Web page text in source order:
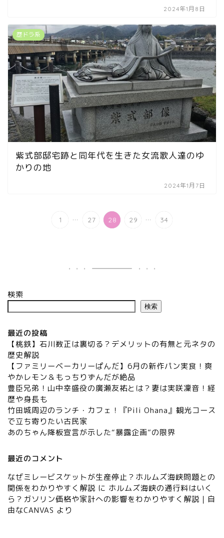
2024年1月8日
歴ドラ系
紫式部邸宅跡と同年代を生きた女流歌人達のゆ
かりの地
2024年1月7日
1 ... 27 28 29 ... 34
検索
検索
最近の投稿
【桃鉄】石川数正は裏切る？デメリットの有無と元ネタの
歴史解説
【ファミリーベーカリーぱんだ】6月の新作パン実食！爽
やかレモン＆もっちりずんだが絶品
豊臣兄弟！山中幸盛役の廣瀬友祐とは？妻は実咲凜音！経
歴や身長も
竹田城周辺のランチ・カフェ！『Pili Ohana』観光コース
で立ち寄りたい古民家
あのちゃん降板宣言が示した“暴露企画”の限界
最近のコメント
なぜミレービスケットが生産停止？ホルムズ海峡問題との
関係をわかりやすく解説 に ホルムズ海峡の通行料はいく
ら？ガソリン価格や家計への影響をわかりやすく解説｜自
由なCANVAS より